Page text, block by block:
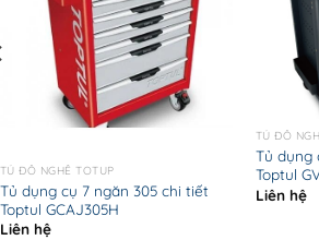
TỦ ĐỒ NGHỀ TOTUP
Tủ dụng cụ 7 ngăn 305 chi tiết
Toptul GCAJ305H
Liên hệ
TỦ ĐỒ
Tủ dụng
Toptul
Liên hệ